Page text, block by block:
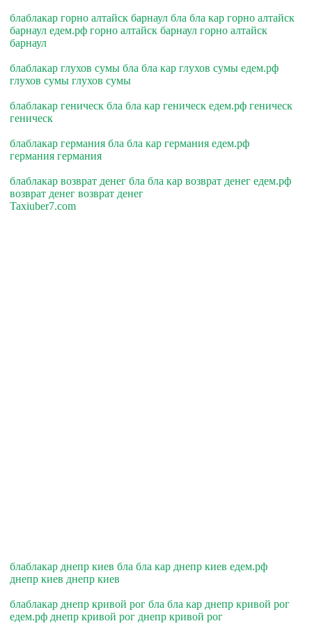
блаблакар горно алтайск барнаул бла бла кар горно алтайск
барнаул едем.рф горно алтайск барнаул горно алтайск
барнаул
блаблакар глухов сумы бла бла кар глухов сумы едем.рф
глухов сумы глухов сумы
блаблакар геническ бла бла кар геническ едем.рф геническ
геническ
блаблакар германия бла бла кар германия едем.рф
германия германия
блаблакар возврат денег бла бла кар возврат денег едем.рф
возврат денег возврат денег
Taxiuber7.com
блаблакар днепр киев бла бла кар днепр киев едем.рф
днепр киев днепр киев
блаблакар днепр кривой рог бла бла кар днепр кривой рог
едем.рф днепр кривой рог днепр кривой рог